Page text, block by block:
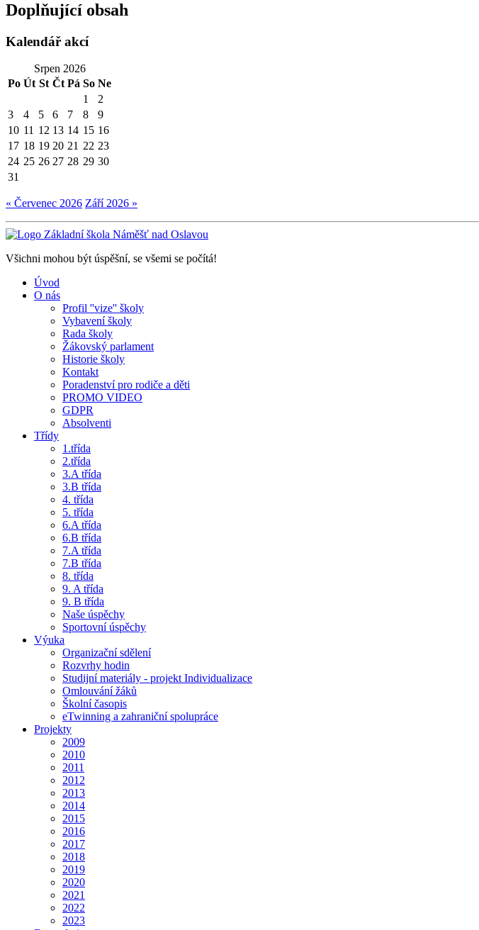
Doplňující obsah
Kalendář akcí
Srpen 2026
Po Út St Čt Pá So Ne
1
2
3
4 5 6 7 8
9
10 11 12 13 14 15 16
17 18 19 20 21 22 23
24 25 26 27 28 29 30
31
« Červenec 2026 Září 2026 »
Všichni mohou být úspěšní, se všemi se počítá!
Úvod
O nás
Profil ''vize'' školy
Vybavení školy
Rada školy
Žákovský parlament
Historie školy
Kontakt
Poradenství pro rodiče a děti
PROMO VIDEO
GDPR
Absolventi
Třídy
1.třída
2.třída
3.A třída
3.B třída
4. třída
5. třída
6.A třída
6.B třída
7.A třída
7.B třída
8. třída
9. A třída
9. B třída
Naše úspěchy
Sportovní úspěchy
Výuka
Organizační sdělení
Rozvrhy hodin
Studijní materiály - projekt Individualizace
Omlouvání žáků
Školní časopis
eTwinning a zahraniční spolupráce
Projekty
2009
2010
2011
2012
2013
2014
2015
2016
2017
2018
2019
2020
2021
2022
2023